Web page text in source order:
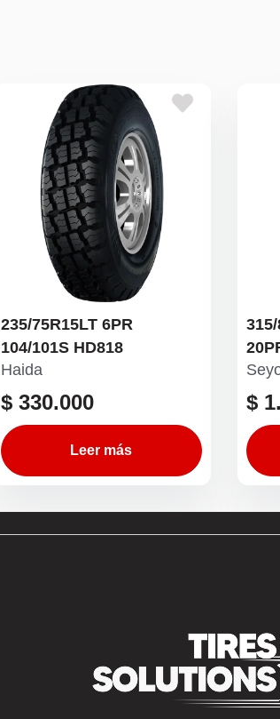
235/75R15LT 6PR
104/101S HD818
Haida
$330.000
Leer más
$